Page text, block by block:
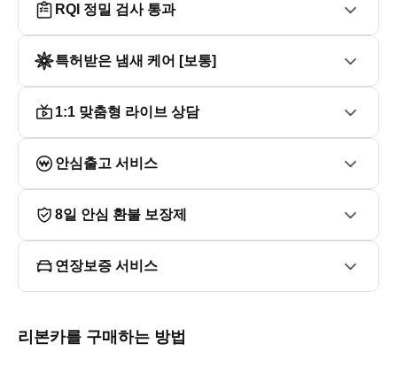
각자
포함옵션 : 내비적용-드라이브와이즈,모니터링팩,원격주차
보조,내비게이션
------------------------------------------------
■ 히스토리
------------------------------------------------
- 타던 차 팔면 30만원 할인 - 대차 프로모션
------------------------------------------------
- 5%대 저금리 할부/ 리스/ KB 신용카드 결제 가능
------------------------------------------------
국민차매매단지 공항점(김포) 또는 아라육로152번길45 검
RQI 정밀 검사 통과
특허받은 냄새 케어 [보통]
1:1 맞춤형 라이브 상담
안심출고 서비스
8일 안심 환불 보장제
연장보증 서비스
리본카를 구매하는 방법